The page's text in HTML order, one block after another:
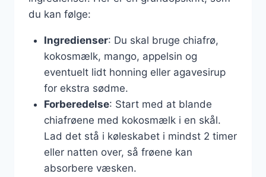
du kan følge:
Ingredienser: Du skal bruge chiafrø,
kokosmælk, mango, appelsin og
eventuelt lidt honning eller agavesirup
for ekstra sødme.
Forberedelse: Start med at blande
chiafrøene med kokosmælk i en skål.
Lad det stå i køleskabet i mindst 2 timer
eller natten over, så frøene kan
absorbere væsken.